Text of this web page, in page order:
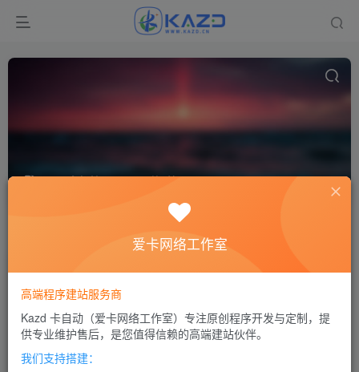
ssh多机管理工具 共1篇
点赞 评论
爱卡网络工作室
高端程序建站服务商
Kazd 卡自动（爱卡网络工作室）专注原创程序开发与定制，提
供专业维护售后，是您值得信赖的高端建站伙伴。
我们支持搭建：